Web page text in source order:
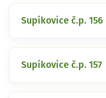
Supíkovice č.p. 156
Supíkovice č.p. 157